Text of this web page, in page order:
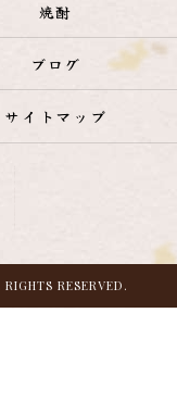
焼酎
ブログ
サイトマップ
RESERVED.